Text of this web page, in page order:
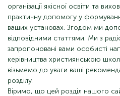
організації якісної освіти та
практичну допомогу у
ваших установах. Згодом ми
відповідними статтями. Ми з
запропоновані вами особисті
керівництва християнською
візьмемо до уваги ваші
розділу.
Віримо, що цей розділ нашого